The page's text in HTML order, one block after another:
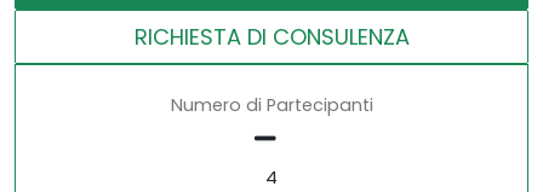
RICHIESTA DI CONSULENZA
Numero di Partecipanti